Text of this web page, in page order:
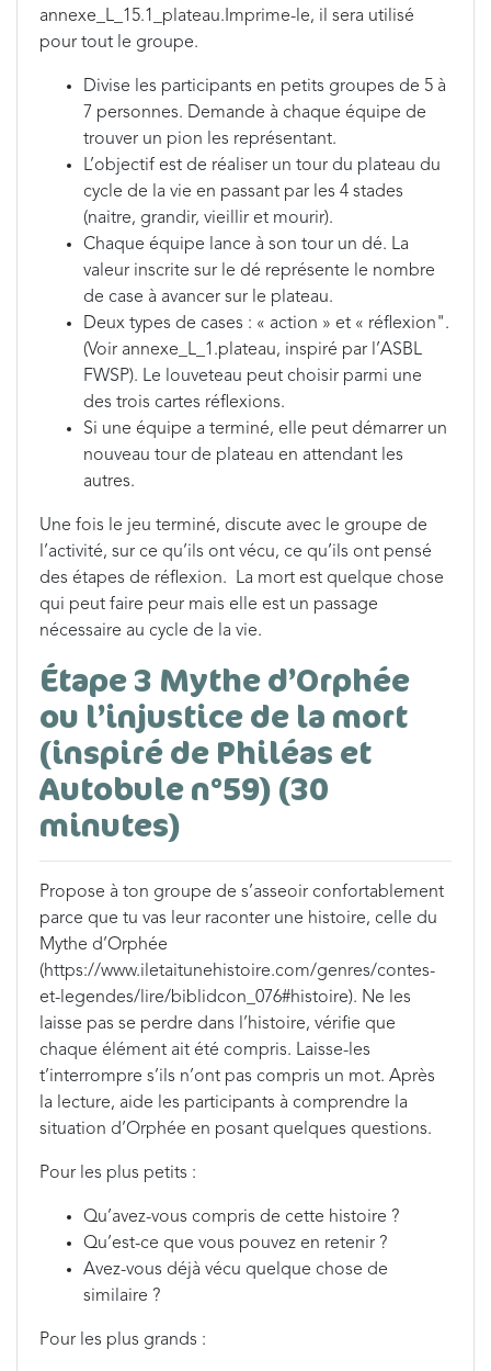
annexe_L_15.1_plateau.Imprime-le, il sera utilisé
pour tout le groupe.
Divise les participants en petits groupes de 5 à
7 personnes. Demande à chaque équipe de
trouver un pion les représentant.
L’objectif est de réaliser un tour du plateau du
cycle de la vie en passant par les 4 stades
(naitre, grandir, vieillir et mourir).
Chaque équipe lance à son tour un dé. La
valeur inscrite sur le dé représente le nombre
de case à avancer sur le plateau.
Deux types de cases : « action » et « réflexion".
(Voir annexe_L_1.plateau, inspiré par l’ASBL
FWSP). Le louveteau peut choisir parmi une
des trois cartes réflexions.
Si une équipe a terminé, elle peut démarrer un
nouveau tour de plateau en attendant les
autres.
Une fois le jeu terminé, discute avec le groupe de
l’activité, sur ce qu’ils ont vécu, ce qu’ils ont pensé
des étapes de réflexion. La mort est quelque chose
qui peut faire peur mais elle est un passage
nécessaire au cycle de la vie.
Étape 3 Mythe d’Orphée
ou l’injustice de la mort
(inspiré de Philéas et
Autobule n°59) (30
minutes)
Propose à ton groupe de s’asseoir confortablement
parce que tu vas leur raconter une histoire, celle du
Mythe d’Orphée
(https://www.iletaitunehistoire.com/genres/contes-
et-legendes/lire/biblidcon_076#histoire). Ne les
laisse pas se perdre dans l’histoire, vérifie que
chaque élément ait été compris. Laisse-les
t’interrompre s’ils n’ont pas compris un mot. Après
la lecture, aide les participants à comprendre la
situation d’Orphée en posant quelques questions.
Pour les plus petits :
Qu’avez-vous compris de cette histoire ?
Qu’est-ce que vous pouvez en retenir ?
Avez-vous déjà vécu quelque chose de
similaire ?
Pour les plus grands :